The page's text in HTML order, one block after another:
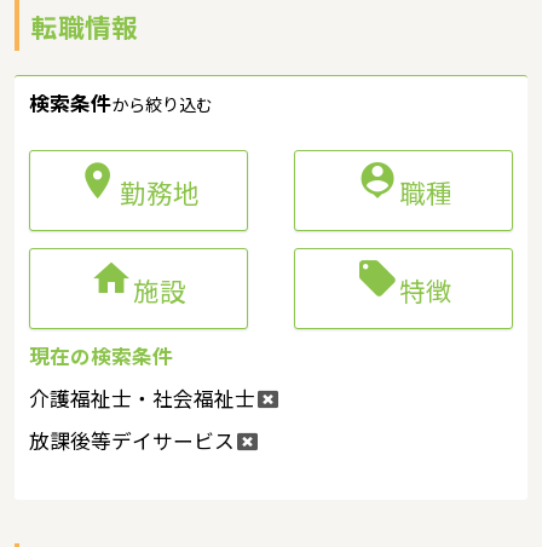
転職情報
検索条件から絞り込む
 勤務地 職種
施設 特徴
現在の検索条件
介護福祉士・社会福祉士
放課後等デイサービス